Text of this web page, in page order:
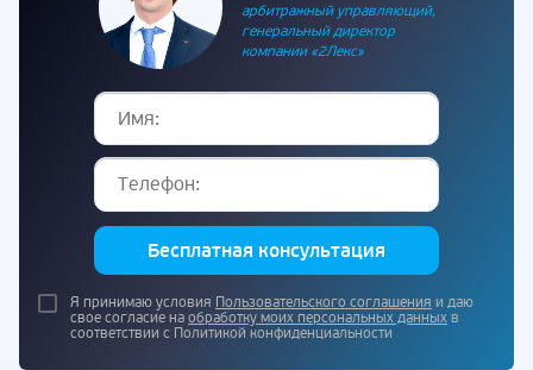
арбитражный управляющий,
генеральный директор
компании «2Лекс»
Бесплатная консультация
Я принимаю условия Пользовательского соглашения и даю
свое согласие на обработку моих персональных данных в
соответствии с Политикой конфиденциальности